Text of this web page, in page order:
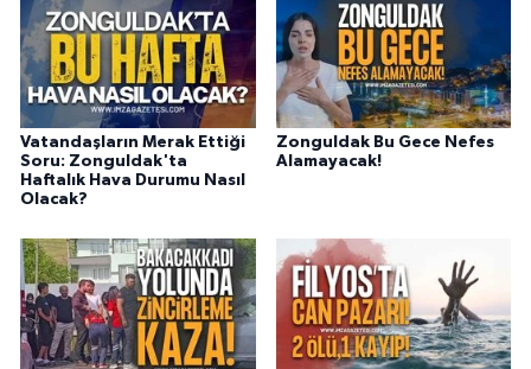
Vatandaşların Merak Ettiği
Soru: Zonguldak'ta
Haftalık Hava Durumu Nasıl
Olacak?
Zonguldak Bu Gece Nefes
Alamayacak!